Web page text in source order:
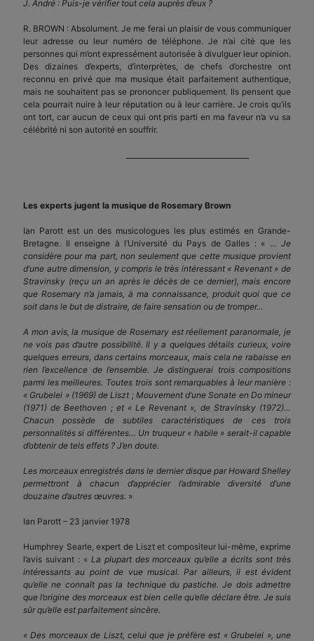
J. André : Puis-je vérifier tout cela auprès d’eux ?
R. BROWN : Absolument. Je me ferai un plaisir de vous communiquer
leur adresse ou leur numéro de téléphone. Je n’ai cité que les
personnes qui m’ont expressément autorisée à divulguer leur opinion.
Des dizaines d’experts, d’interprètes, de chefs d’orchestre ont
reconnu en privé que ma musique était parfaitement authentique,
mais ne souhaitent pas se prononcer publiquement. Ils pensent que
cela pourrait nuire à leur réputation ou à leur carrière. Je crois qu’ils
ont tort, car aucun de ceux qui ont pris parti en ma faveur n’a vu sa
célébrité ni son autorité en souffrir.
Les experts jugent la musique de Rosemary Brown
Ian Parott est un des musicologues les plus estimés en Grande-
Bretagne. Il enseigne à l’Université du Pays de Galles : « … Je
considère pour ma part, non seulement que cette musique provient
d’une autre dimension, y compris le très intéressant « Revenant » de
Stravinsky (reçu un an après le décès de ce dernier), mais encore
que Rosemary n’a jamais, à ma connaissance, produit quoi que ce
soit dans le but de distraire, de faire sensation ou de tromper…
A mon avis, la musique de Rosemary est réellement paranormale, je
ne vois pas d’autre possibilité. Il y a quelques détails curieux, voire
quelques erreurs, dans certains morceaux, mais cela ne rabaisse en
rien l’excellence de l’ensemble. Je distinguerai trois compositions
parmi les meilleures. Toutes trois sont remarquables à leur manière :
« Grubelei » (1969) de Liszt ; Mouvement d’une Sonate en Do mineur
(1971) de Beethoven ; et « Le Revenant », de Stravinsky (1972)…
Chacun possède de subtiles caractéristiques de ces trois
personnalités si différentes… Un truqueur « habile » serait-il capable
d’obtenir de tels effets ? J’en doute.
Les morceaux enregistrés dans le dernier disque par Howard Shelley
permettront à chacun d’apprécier l’admirable diversité d’une
douzaine d’autres œuvres. »
Ian Parott – 23 janvier 1978
Humphrey Searle, expert de Liszt et compositeur lui-même, exprime
l’avis suivant : « La plupart des morceaux qu’elle a écrits sont très
intéressants au point de vue musical. Par ailleurs, il est évident
qu’elle ne connaît pas la technique du pastiche. Je dois admettre
que l’origine des morceaux est bien celle qu’elle déclare être. Je suis
sûr qu’elle est parfaitement sincère.
« Des morceaux de Liszt, celui que je préfère est « Grubelei », une